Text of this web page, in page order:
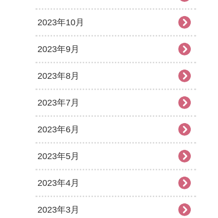
2023年10月
2023年9月
2023年8月
2023年7月
2023年6月
2023年5月
2023年4月
2023年3月